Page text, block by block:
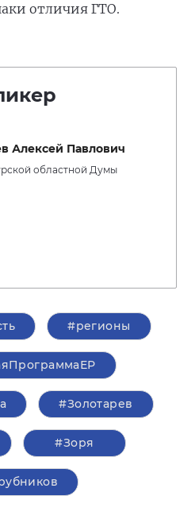
отличия ГТО.
Алексей Павлович
областной Думы
#регионы
#Золотарев
#Зоря